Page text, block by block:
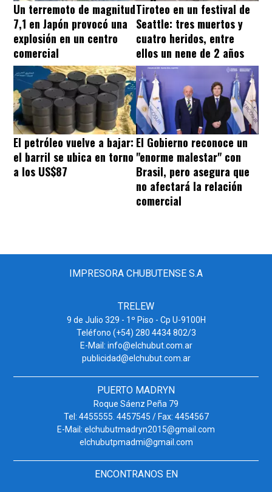
Un terremoto de magnitud
7,1 en Japón provocó una
explosión en un centro
comercial
Tiroteo en un festival de
Seattle: tres muertos y
cuatro heridos, entre
ellos un nene de 2 años
El petróleo vuelve a bajar:
el barril se ubica en torno
a los US$87
El Gobierno reconoce un
"enorme malestar" con
Brasil, pero asegura que
no afectará la relación
comercial
IMPRESORA CHUBUTENSE S.A
TRELEW
9 de Julio 329 - 1º Piso - Cp U-9100H
Teléfono (+54) 280 4434 802/3
E-Mail: info@elchubut.com.ar
publicidad@elchubut.com.ar
PUERTO MADRYN
Roque Sáenz Peña 79
Tel: 4455555. 4457545 / Fax: 4454567
E-Mail: elchubutmadryn2015@gmail.com
elchubutpmadmi@gmail.com
ENCONTRANOS EN